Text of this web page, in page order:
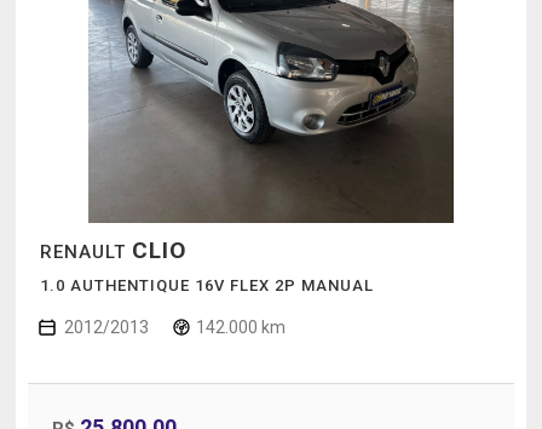
RENAULT CLIO
1.0 AUTHENTIQUE 16V FLEX 2P MANUAL
2012/2013 142.000 km